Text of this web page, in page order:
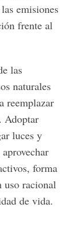
emisiones
frente al
las
naturales
reemplazar
Adoptar
luces y
forma
uso racional
de vida.